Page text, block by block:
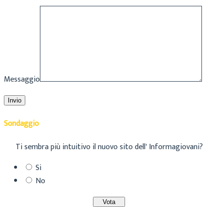
Messaggio
Sondaggio
Ti sembra più intuitivo il nuovo sito dell' Informagiovani?
Si
No